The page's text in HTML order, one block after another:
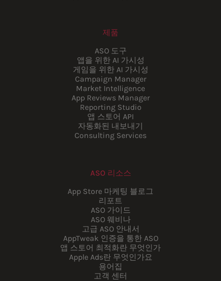
제품
ASO 도구
앱을 위한 AI 가시성
게임을 위한 AI 가시성
Campaign Manager
Market Intelligence
App Reviews Manager
Reporting Studio
앱 스토어 API
자동화된 내보내기
Consulting Services
ASO 리소스
App Store 마케팅 블로그
리포트
ASO 가이드
ASO 웨비나
고급 ASO 안내서
AppTweak 인증을 통한 ASO
앱 스토어 최적화란 무엇인가
Apple Ads란 무엇인가요
용어집
고객 센터